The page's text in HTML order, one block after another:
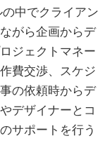
中でクライアン
がら企画からデ
ジェクトマネー
費交渉、スケジ
の依頼時からデ
デザイナーとコ
サポートを行う